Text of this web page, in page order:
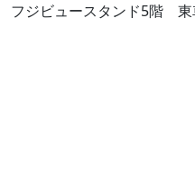
フジビュースタンド5階 東